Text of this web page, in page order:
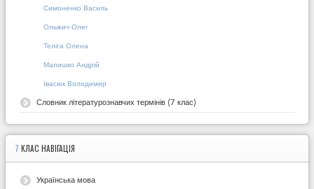
Симоненко Василь
Ольжич Олег
Теліга Олена
Малишко Андрій
Івасюк Володимир
Словник літературознавчих термінів (7 клас)
7 КЛАС НАВІГАЦІЯ
Українська мова